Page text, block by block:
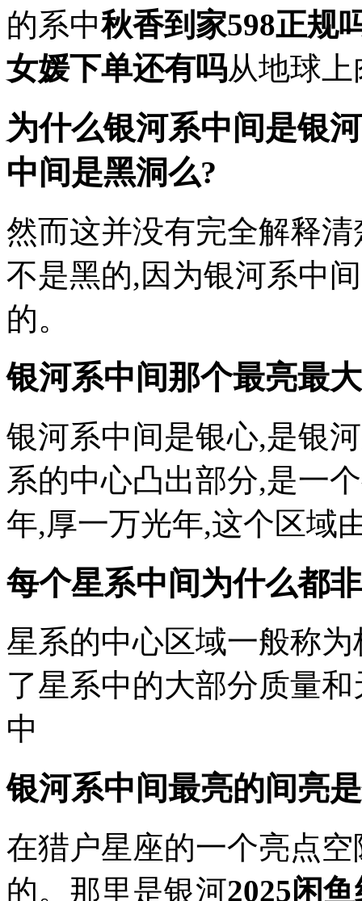
的系中秋香到家598正规
女媛下单还有吗从地球
为什么银河系中间是银
中间是黑洞么?
然而这并没有完全解释
不是黑的,因为银河系中
的。
银河系中间那个最亮最
银河系中间是银心,是银
系的中心凸出部分,是一
年,厚一万光年,这个区域
每个星系中间为什么都
星系的中心区域一般称
了星系中的大部分质量
中
银河系中间最亮的间亮
在猎户星座的一个亮点
的。那里是银河2025闲